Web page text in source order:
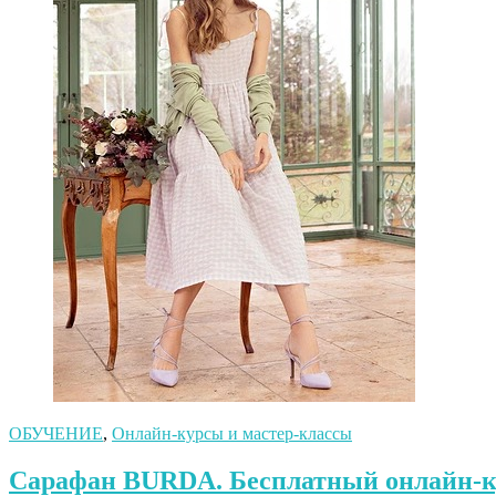
ОБУЧЕНИЕ, Онлайн-курсы и мастер-классы
Сарафан BURDA. Бесплатный онлайн-